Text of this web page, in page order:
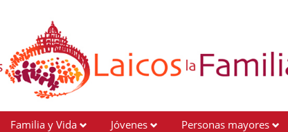
Familia y Vida Jóvenes Personas mayores